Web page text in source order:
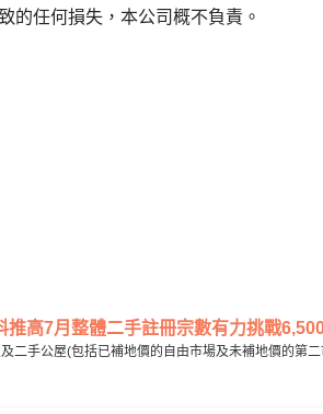
的任何損失，本公司概不負責。
推高7月整體二手註冊宗數有力挑戰
二手公屋(包括已補地價的自由市場及未補地價的第